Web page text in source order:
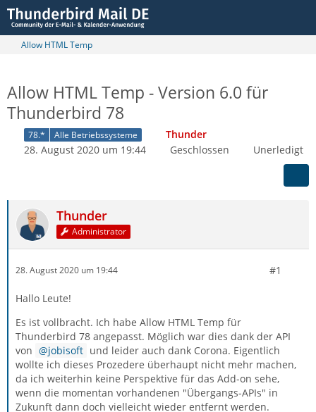
Allow HTML Temp
Allow HTML Temp - Version 6.0 für
Thunderbird 78
78.* Alle Betriebssysteme
Thunder
28. August 2020 um 19:44
Geschlossen Unerledigt
Thunder
Administrator
28. August 2020 um 19:44 #1
Hallo Leute!
Es ist vollbracht. Ich habe Allow HTML Temp für
Thunderbird 78 angepasst. Möglich war dies dank der API
von
jobisoft und leider auch dank Corona. Eigentlich
wollte ich dieses Prozedere überhaupt nicht mehr machen,
da ich weiterhin keine Perspektive für das Add-on sehe,
wenn die momentan vorhandenen "Übergangs-APIs" in
Zukunft dann doch vielleicht wieder entfernt werden.